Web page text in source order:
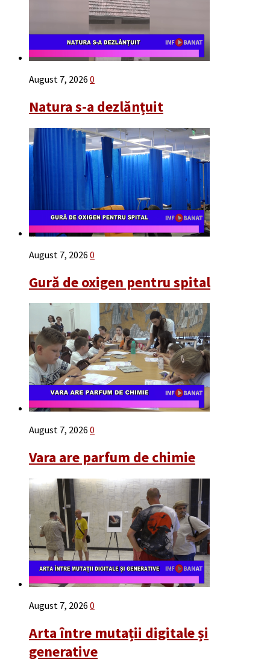
August 7, 2026 0
Natura s-a dezlănțuit
August 7, 2026 0
Gură de oxigen pentru spital
August 7, 2026 0
Vara are parfum de chimie
August 7, 2026 0
Arta între mutații digitale și
generative